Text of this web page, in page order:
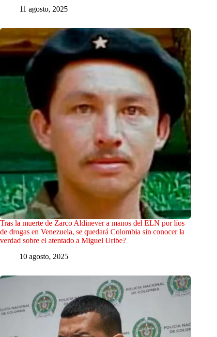
11 agosto, 2025
Tras la muerte de Zarco Aldinever a manos del ELN por líos
de drogas en Venezuela, se quedará Colombia sin conocer la
verdad sobre el atentado a Miguel Uribe?
10 agosto, 2025